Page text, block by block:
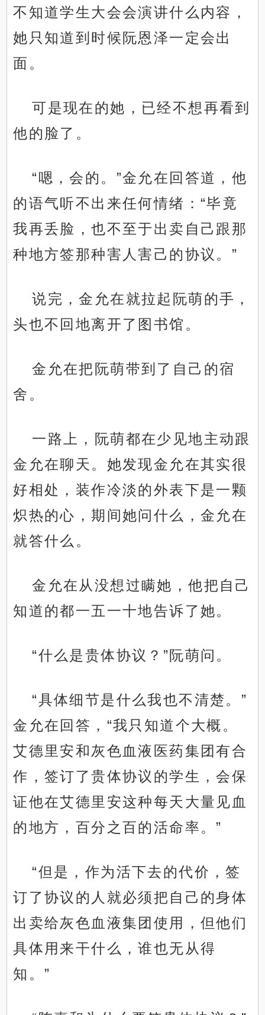
不知道学生大会会演讲什么内容，
她只知道到时候阮恩泽一定会出
面。
可是现在的她，已经不想再看到
他的脸了。
“嗯，会的。”金允在回答道，他
的语气听不出来任何情绪：“毕竟
我再丢脸，也不至于出卖自己跟那
种地方签那种害人害己的协议。”
说完，金允在就拉起阮萌的手，
头也不回地离开了图书馆。
金允在把阮萌带到了自己的宿
舍。
一路上，阮萌都在少见地主动跟
金允在聊天。她发现金允在其实很
好相处，装作冷淡的外表下是一颗
炽热的心，期间她问什么，金允在
就答什么。
金允在从没想过瞒她，他把自己
知道的都一五一十地告诉了她。
“什么是贵体协议？”阮萌问。
“具体细节是什么我也不清楚。”
金允在回答，“我只知道个大概。
艾德里安和灰色血液医药集团有合
作，签订了贵体协议的学生，会保
证他在艾德里安这种每天大量见血
的地方，百分之百的活命率。”
“但是，作为活下去的代价，签
订了协议的人就必须把自己的身体
出卖给灰色血液集团使用，但他们
具体用来干什么，谁也无从得
知。”